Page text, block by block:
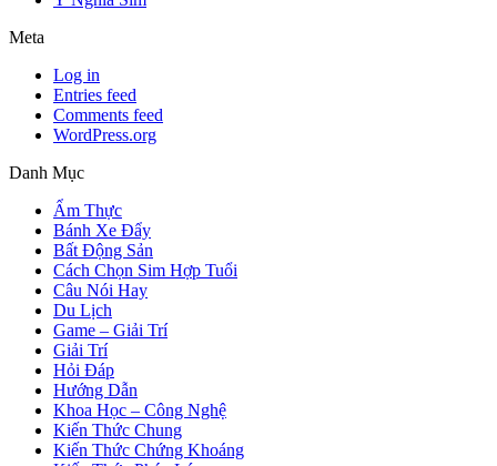
Meta
Log in
Entries feed
Comments feed
WordPress.org
Danh Mục
Ẩm Thực
Bánh Xe Đẩy
Bất Động Sản
Cách Chọn Sim Hợp Tuổi
Câu Nói Hay
Du Lịch
Game – Giải Trí
Giải Trí
Hỏi Đáp
Hướng Dẫn
Khoa Học – Công Nghệ
Kiến Thức Chung
Kiến Thức Chứng Khoáng